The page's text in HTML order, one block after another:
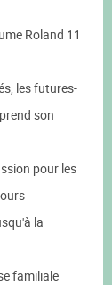
les futures-
son
pour les
la
familiale